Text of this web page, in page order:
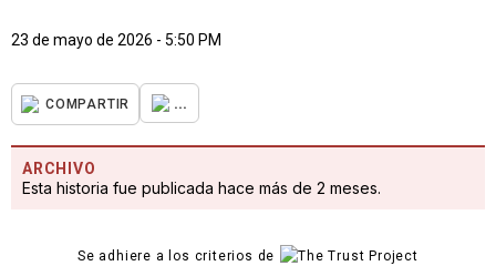
23 de mayo de 2026 - 5:50 PM
COMPARTIR ...
ARCHIVO
Esta historia fue publicada hace más de 2 meses.
Se adhiere a los criterios de